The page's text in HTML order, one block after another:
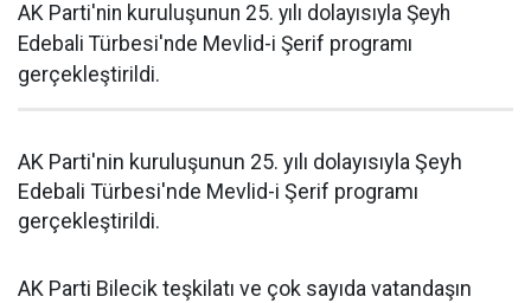
AK Parti'nin kuruluşunun 25. yılı dolayısıyla Şeyh
Edebali Türbesi'nde Mevlid-i Şerif programı
gerçekleştirildi.
AK Parti'nin kuruluşunun 25. yılı dolayısıyla Şeyh
Edebali Türbesi'nde Mevlid-i Şerif programı
gerçekleştirildi.
AK Parti Bilecik teşkilatı ve çok sayıda vatandaşın